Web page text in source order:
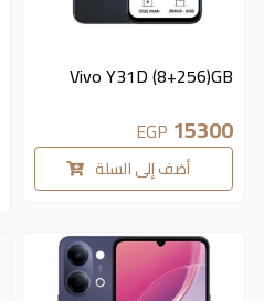
Vivo Y31D (8+256)GB
15300
EGP
أضف إلى السلة